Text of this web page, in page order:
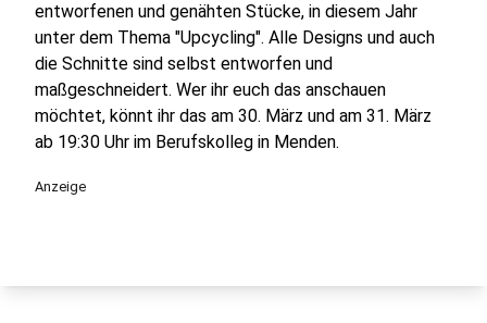
entworfenen und genähten Stücke, in diesem Jahr
unter dem Thema "Upcycling". Alle Designs und auch
die Schnitte sind selbst entworfen und
maßgeschneidert. Wer ihr euch das anschauen
möchtet, könnt ihr das am 30. März und am 31. März
ab 19:30 Uhr im Berufskolleg in Menden.
Anzeige